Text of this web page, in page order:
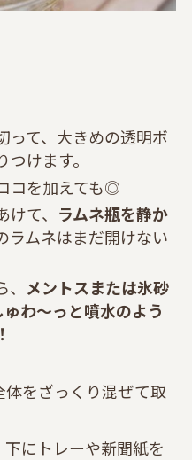
って、大きめの透明ボ
けます。
コを加えても◎
て、 ラムネ瓶を静か
ラムネはまだ開けない
メントスまたは氷砂
わ〜っと噴水のよう
をざっくり混ぜて取
にトレーや新聞紙を